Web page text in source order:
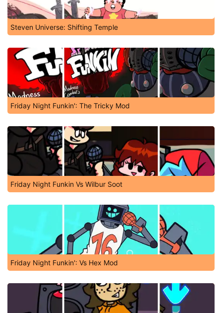
Steven Universe: Shifting Temple
Friday Night Funkin': The Tricky Mod
Friday Night Funkin Vs Wilbur Soot
Friday Night Funkin': Vs Hex Mod